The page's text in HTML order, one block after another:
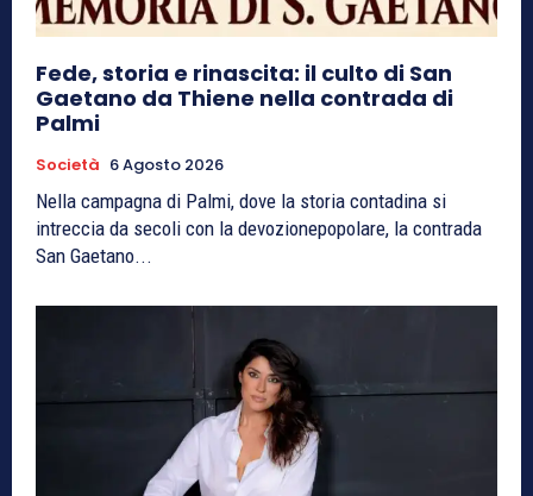
Fede, storia e rinascita: il culto di San
Gaetano da Thiene nella contrada di
Palmi
Società 6 Agosto 2026
Nella campagna di Palmi, dove la storia contadina si
intreccia da secoli con la devozionepopolare, la contrada
San Gaetano...